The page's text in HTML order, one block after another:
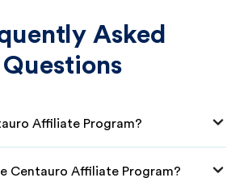
Asked
Questions
Affiliate Program?
Centauro Affiliate Program?